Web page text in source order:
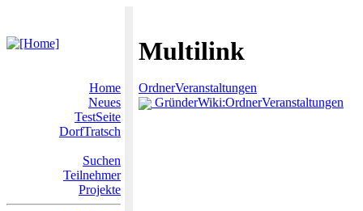
Multilink
Home
Neues
TestSeite
DorfTratsch
Suchen
Teilnehmer
Projekte
OrdnerVeranstaltungen
GründerWiki:OrdnerVeranstaltungen